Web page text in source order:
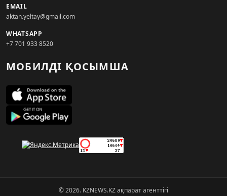
EMAIL
aktan.yeltay@gmail.com
WHATSAPP
+7 701 933 8520
МОБИЛДІ ҚОСЫМША
© 2026. KZNEWS.KZ ақпарат агенттігі